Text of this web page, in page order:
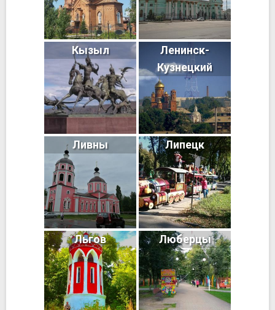
Кызыл
Ленинск-
Кузнецкий
Ливны Липецк
Льгов Люберцы